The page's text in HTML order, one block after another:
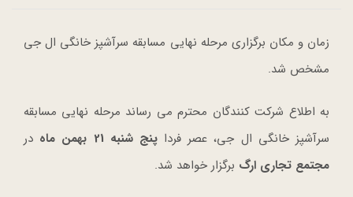
زمان و مکان برگزاری مرحله نهایی مسابقه سرآشپز خانگی ال جی
مشخص شد.
به اطلاع شرکت کنندگان محترم می رساند مرحله نهایی مسابقه
سرآشپز خانگی ال جی، عصر فرداپنج شنبه 21 بهمن ماه
در
مجتمع تجاری ارگ برگزار خواهد شد.